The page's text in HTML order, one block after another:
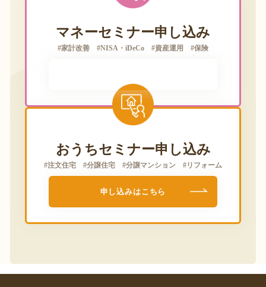
マネーセミナー申し込み
#家計改善 #NISA・iDeCo #資産運用 #保険
おうちセミナー申し込み
#注文住宅 #分譲住宅 #分譲マンション #リフォーム
申し込みはこちら